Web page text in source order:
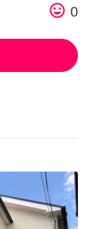
tag_faces 0